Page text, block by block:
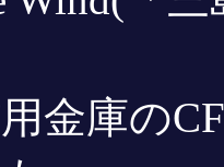
金庫の